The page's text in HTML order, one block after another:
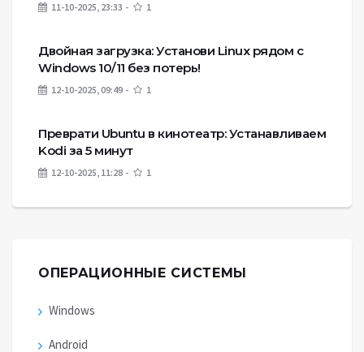
11-10-2025, 23:33 1
Двойная загрузка: Установи Linux рядом с
Windows 10/11 без потерь!
12-10-2025, 09:49 1
Преврати Ubuntu в кинотеатр: Устанавливаем
Kodi за 5 минут
12-10-2025, 11:28 1
ОПЕРАЦИОННЫЕ СИСТЕМЫ
Windows
Android